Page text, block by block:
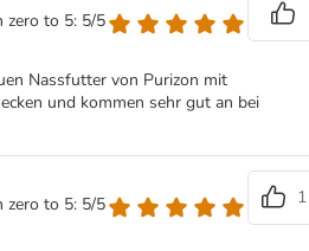
zero to 5: 5/5
Nassfutter von Purizon mit
und kommen sehr gut an bei
zero to 5: 5/5
1